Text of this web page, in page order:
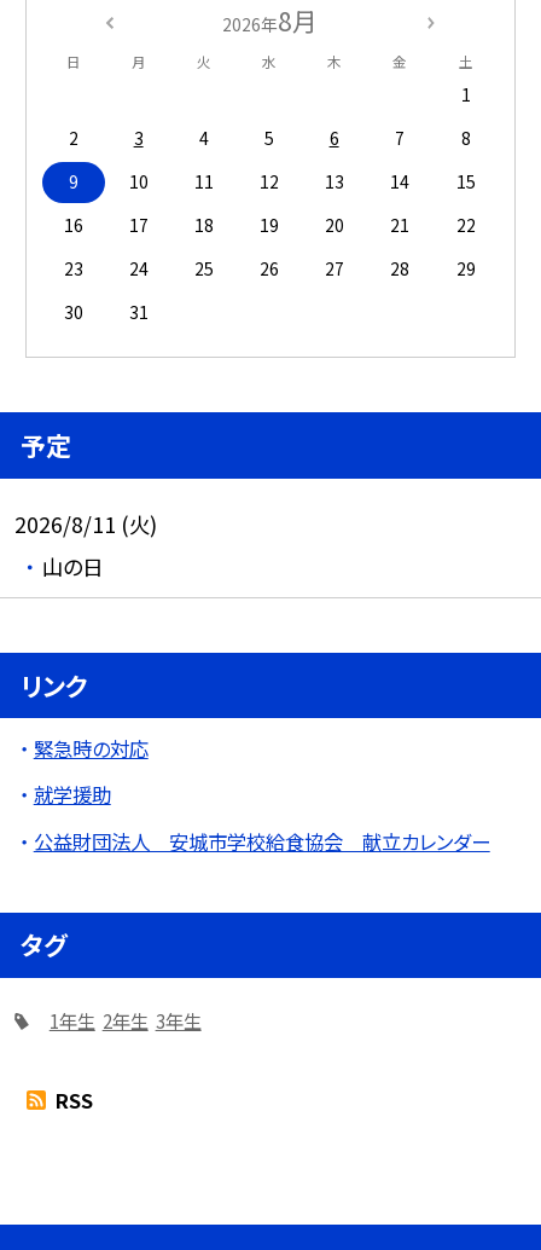
2026年8月
日 月 火 水 木 金 土
1
2
3 4 5 6 7
8
9
10 11 12 13 14
15
16
17 18 19 20 21
22
23
24 25 26 27 28
29
30
31
予定
2026/8/11 (火)
山の日
リンク
緊急時の対応
就学援助
公益財団法人 安城市学校給食協会 献立カレンダー
タグ
1年生 2年生 3年生
RSS